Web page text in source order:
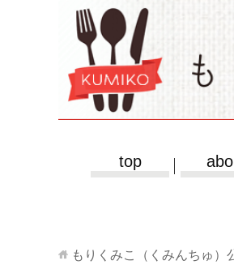
top
もりくみこ（くみんちゅ）